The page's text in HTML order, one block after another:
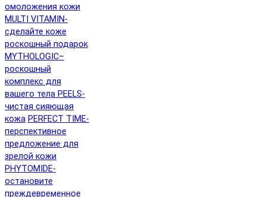
омоложения кожи
MULTI VITAMIN-
сделайте коже
роскошный подарок
MYTHOLOGIC–
роскошный
комплекс для
вашего тела PEELS-
чистая сияющая
кожа PERFECT TIME-
перспективное
предложение для
зрелой кожи
PHYTOMIDE-
остановите
преждевременное